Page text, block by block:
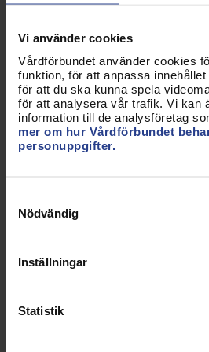
Vi använder cookies
Vårdförbundet använder cookies
funktion, för att anpassa innehållet
för att du ska kunna spela
för att analysera vår trafik. Vi kan
information till de analysföretag
mer om hur Vårdförbundet
personuppgifter.
Nödvändig
Inställningar
Statistik
både kvinnans fysiska och
Barnmorskors
reproduktiv hälsa, något som
eller undersköterskor kan
barnmorskor flyttas till
på både kort och lång sikt för
kompetenser och dubbla
ersätta.
Det behövs mer resurser för
pågående och framtida
kompetensförsörjning. Det går